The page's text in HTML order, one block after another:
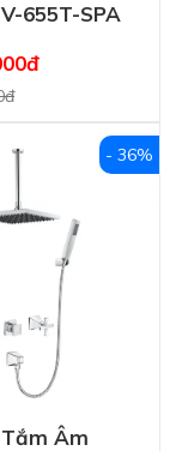
655T-SPA
Âm
- 36%